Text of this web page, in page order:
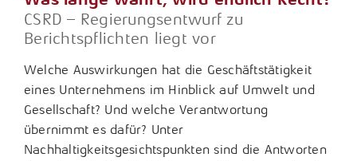
CSRD – Regierungsentwurf zu
Berichtspflichten liegt vor
Welche Auswirkungen hat die Geschäftstätigkeit
eines Unternehmens im Hinblick auf Umwelt und
Gesellschaft? Und welche Verantwortung
übernimmt es dafür? Unter
Nachhaltigkeitsgesichtspunkten sind die Antworten